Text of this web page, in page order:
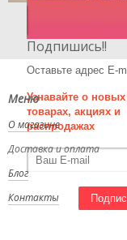
Подпишись!!
Оставьте адрес E-
Узнавайте о новых
товарах, акциях и
распродажах
Меню
О магазине
Доставка и оплата
Блог
Контакты